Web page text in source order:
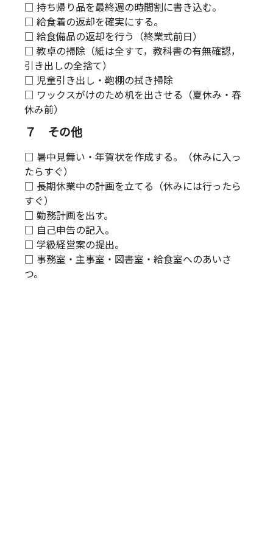
□ 持ち帰り品を最終週の時間割に書き込む。
□ 給食着の返却を確実にする。
□ 給食備品の返却を行う（終業式前日）
□ 教卓の掃除（紙は全すて，教科書の有無確認，
引き出しの全捨て）
□ 児童引き出し・鞄棚の拭き掃除
□ ワックスがけのため机を出させる（夏休み・春
休み前）
７ その他
□ 暑中見舞い・年賀状を作成する。（休みに入っ
たらすぐ）
□ 長期休業中の計画を立てる（休みには行ったら
すぐ）
□ 勤務計画を出す。
□ 自己申告の記入。
□ 学級経営案の提出。
□ 事務室・主事室・図書室・給食室へのあいさ
つ。